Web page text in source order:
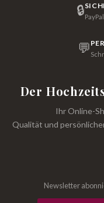
🔒
💬
Der
Ihr Online-
Qualität und
Newsletter